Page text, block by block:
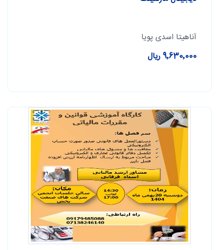
آناهیتا اسدی پویا
9٬630٬000 ریال